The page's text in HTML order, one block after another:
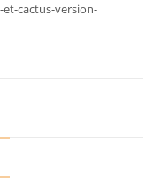
cactus-version-